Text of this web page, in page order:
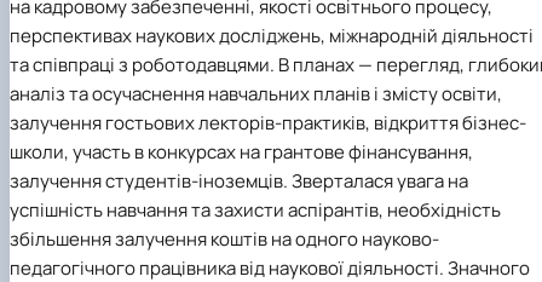
на кадровому забезпеченні, якості освітнього процесу,
перспективах наукових досліджень, міжнародній діяльності
та співпраці з роботодавцями. В планах — перегляд,
аналіз та осучаснення навчальних планів і змісту освіти,
залучення гостьових лекторів-практиків, відкриття бізнес-
школи, участь в конкурсах на грантове фінансування,
залучення студентів-іноземців. Зверталася увага на
успішність навчання та захисти аспірантів, необхідність
збільшення залучення коштів на одного науково-
педагогічного працівника від наукової діяльності. Значного